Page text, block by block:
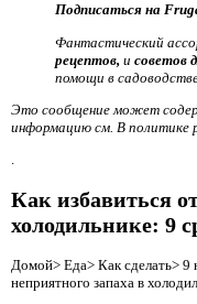
Подписаться на
Фантастический
рецептов, и советов
помощи в
Это сообщение может
информацию см. В политике
.
Как избавиться
холодильнике: 9
Домой> Еда> Как сделать> 9
неприятного запаха в